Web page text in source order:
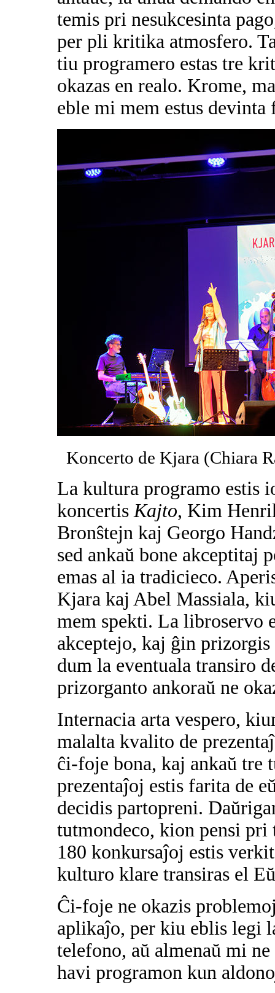
temis pri nesukcesinta
per pli kritika atmosfero.
tiu programero estas tre
okazas en realo. Krome,
eble mi mem estus
Koncerto de Kjara (Chiara
La kultura programo estis
koncertisKajto, Kim
Bronŝtejn kaj Georgo
sed ankaŭ bone akceptitaj
emas al ia tradicieco.
Kjara kaj Abel Massiala,
mem spekti. La libroservo
akceptejo, kaj ĝin
dum la eventuala transiro
prizorganto ankoraŭ ne
Internacia arta vespero,
malalta kvalito de
ĉi-foje bona, kaj ankaŭ tre
prezentaĵoj estis farita de
decidis partopreni.
tutmondeco, kion pensi
180 konkursaĵoj estis
kulturo klare transiras el
Ĉi-foje ne okazis
aplikaĵo, per kiu eblis legi
telefono, aŭ almenaŭ mi
havi programon kun